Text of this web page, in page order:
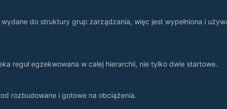
do struktury grup zarządzania, więc jest wypełniona i
reguł egzekwowana w całej hierarchii, nie tylko dwie startowe.
rozbudowane i gotowe na obciążenia.